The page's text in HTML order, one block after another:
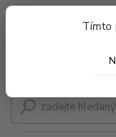
Tímto
Po - Pá 9:00 - 19:00 So